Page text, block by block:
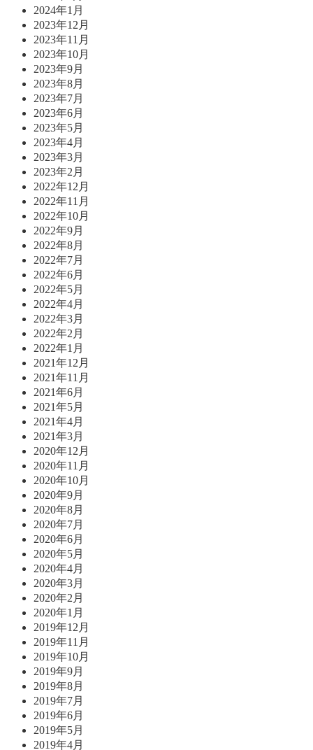
2024年1月
2023年12月
2023年11月
2023年10月
2023年9月
2023年8月
2023年7月
2023年6月
2023年5月
2023年4月
2023年3月
2023年2月
2022年12月
2022年11月
2022年10月
2022年9月
2022年8月
2022年7月
2022年6月
2022年5月
2022年4月
2022年3月
2022年2月
2022年1月
2021年12月
2021年11月
2021年6月
2021年5月
2021年4月
2021年3月
2020年12月
2020年11月
2020年10月
2020年9月
2020年8月
2020年7月
2020年6月
2020年5月
2020年4月
2020年3月
2020年2月
2020年1月
2019年12月
2019年11月
2019年10月
2019年9月
2019年8月
2019年7月
2019年6月
2019年5月
2019年4月